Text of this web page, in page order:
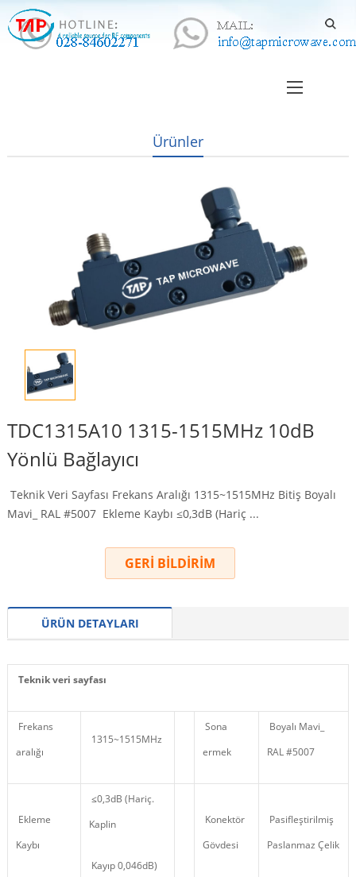
Ürünler
TDC1315A10 1315-1515MHz 10dB
Yönlü Bağlayıcı
Teknik Veri Sayfası Frekans Aralığı 1315~1515MHz Bitiş Boyalı
Mavi_ RAL #5007 Ekleme Kaybı ≤0,3dB (Hariç ...
GERİ BİLDİRİM
ÜRÜN DETAYLARI
Teknik veri sayfası
Frekans
aralığı
1315~1515MHz
Sona
ermek
Boyalı Mavi_
RAL #5007
Ekleme
Kaybı
≤0,3dB (Hariç.
Kaplin
Kayıp 0,046dB)
Konektör
Gövdesi
Pasifleştirilmiş
Paslanmaz Çelik